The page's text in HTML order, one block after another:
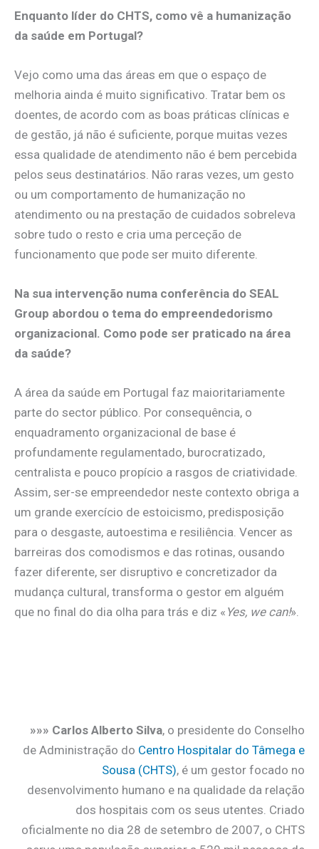
Enquanto líder do CHTS, como vê a humanização
da saúde em Portugal?
Vejo como uma das áreas em que o espaço de
melhoria ainda é muito significativo. Tratar bem os
doentes, de acordo com as boas práticas clínicas e
de gestão, já não é suficiente, porque muitas vezes
essa qualidade de atendimento não é bem percebida
pelos seus destinatários. Não raras vezes, um gesto
ou um comportamento de humanização no
atendimento ou na prestação de cuidados sobreleva
sobre tudo o resto e cria uma perceção de
funcionamento que pode ser muito diferente.
Na sua intervenção numa conferência do SEAL
Group abordou o tema do empreendedorismo
organizacional. Como pode ser praticado na área
da saúde?
A área da saúde em Portugal faz maioritariamente
parte do sector público. Por consequência, o
enquadramento organizacional de base é
profundamente regulamentado, burocratizado,
centralista e pouco propício a rasgos de criatividade.
Assim, ser-se empreendedor neste contexto obriga a
um grande exercício de estoicismo, predisposição
para o desgaste, autoestima e resiliência. Vencer as
barreiras dos comodismos e das rotinas, ousando
fazer diferente, ser disruptivo e concretizador da
mudança cultural, transforma o gestor em alguém
que no final do dia olha para trás e diz « Yes, we can!».
»»» Carlos Alberto Silva, o presidente do Conselho
de Administração do Centro Hospitalar do Tâmega e
Sousa (CHTS), é um gestor focado no
desenvolvimento humano e na qualidade da relação
dos hospitais com os seus utentes. Criado
oficialmente no dia 28 de setembro de 2007, o CHTS